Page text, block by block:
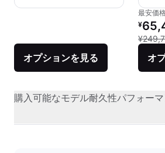
オプションを見る
最安価
リファ
¥
オ
購入可能なモデル耐久性パフォー